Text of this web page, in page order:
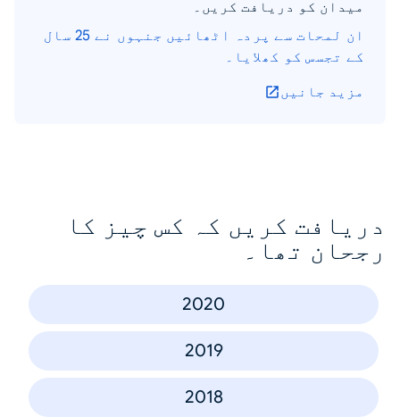
میدان کو دریافت کریں۔
ان لمحات سے پردہ اٹھائیں جنہوں نے 25 سال
کے تجسس کو کھلایا۔
مزید جانیں
دریافت کریں کہ کس چیز کا
رجحان تھا۔
2020
2019
2018